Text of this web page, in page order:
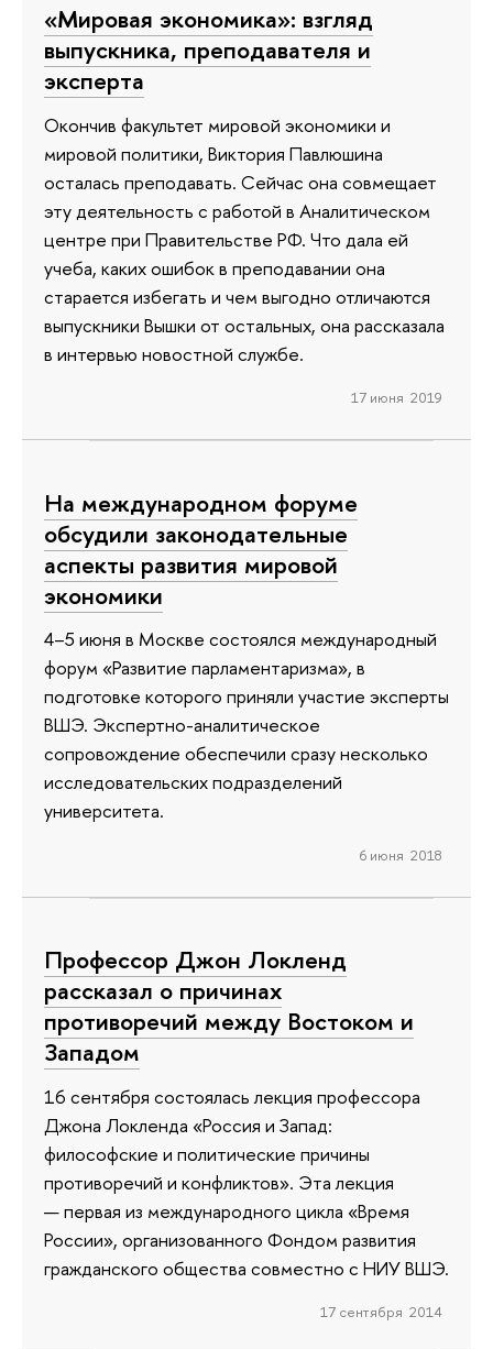
«Мировая экономика»: взгляд
выпускника, преподавателя и
эксперта
Окончив факультет мировой экономики и
мировой политики, Виктория Павлюшина
осталась преподавать. Сейчас она совмещает
эту деятельность с работой в Аналитическом
центре при Правительстве РФ. Что дала ей
учеба, каких ошибок в преподавании она
старается избегать и чем выгодно отличаются
выпускники Вышки от остальных, она рассказала
в интервью новостной службе.
17 июня 2019
На международном форуме
обсудили законодательные
аспекты развития мировой
экономики
4–5 июня в Москве состоялся международный
форум «Развитие парламентаризма», в
подготовке которого приняли участие эксперты
ВШЭ. Экспертно-аналитическое
сопровождение обеспечили сразу несколько
исследовательских подразделений
университета.
6 июня 2018
Профессор Джон Локленд
рассказал о причинах
противоречий между Востоком и
Западом
16 сентября состоялась лекция профессора
Джона Локленда «Россия и Запад:
философские и политические причины
противоречий и конфликтов». Эта лекция
— первая из международного цикла «Время
России», организованного Фондом развития
гражданского общества совместно с НИУ ВШЭ.
17 сентября 2014